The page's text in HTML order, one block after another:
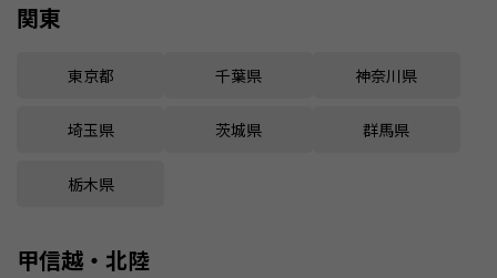
関東
東京都 千葉県 神奈川県
埼玉県 茨城県 群馬県
栃木県
甲信越・北陸